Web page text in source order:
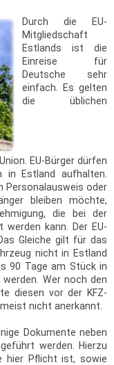
Durch die EU-
Mitgliedschaft
Estlands ist die
Einreise für
Deutsche sehr
einfach. Es gelten
die üblichen
EU-Bürger dürfen
Estland aufhalten.
Personalausweis oder
bleiben möchte,
die bei der
kann. Der EU-
Gleiche gilt für das
nicht in Estland
90 Tage am Stück in
Wer noch den
diesen vor der KFZ-
nicht anerkannt.
Dokumente neben
werden. Hierzu
hier Pflicht ist, sowie